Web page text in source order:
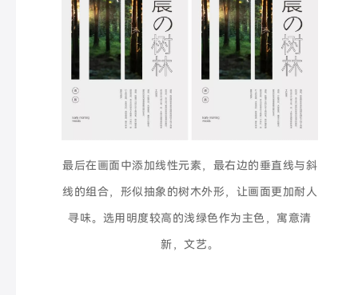
最后在画面中添加线性元素，最右边的垂直线与斜
线的组合，形似抽象的树木外形，让画面更加耐人
寻味。选用明度较高的浅绿色作为主色，寓意清
新，文艺。